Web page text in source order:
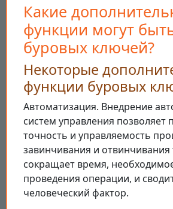
Какие
функции могут
буровых ключей?
Некоторые
функции буровых
Автоматизация. Внедрение
систем управления позволяет
точность и управляемость
завинчивания и отвинчивания
сокращает время,
проведения операции, и
человеческий фактор.